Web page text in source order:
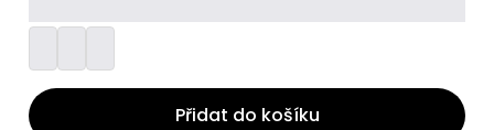
Přidat do košíku